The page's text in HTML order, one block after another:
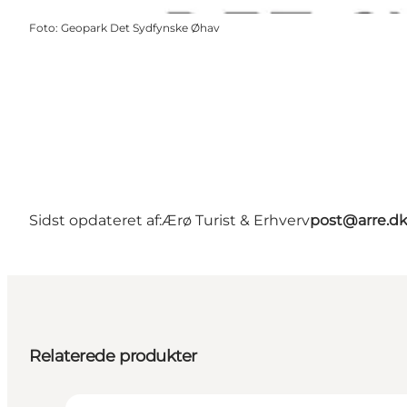
Foto: Geopark Det Sydfynske Øhav
Sidst opdateret af:Ærø Turist & Erhvervpost@arre.dk
Relaterede produkter